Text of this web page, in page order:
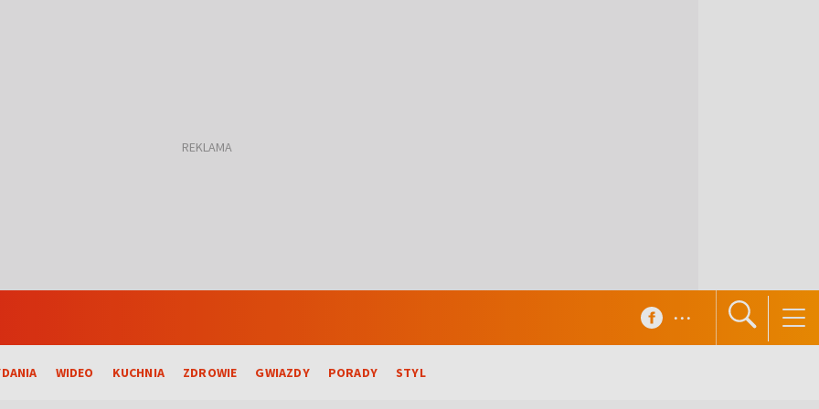
WIDEO KUCHNIA ZDROWIE GWIAZDY PORADY STYL
...